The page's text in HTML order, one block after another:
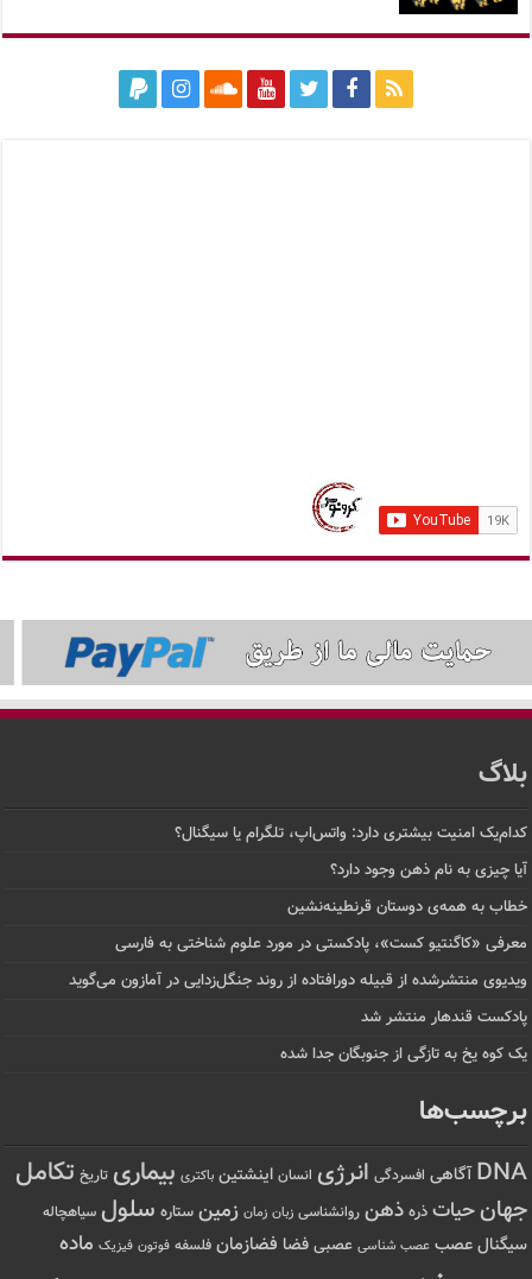
بلاگ
کدام‌یک امنیت بیشتری دارد: واتس‌اپ، تلگرام یا سیگنال؟
آیا چیزی به نام ذهن وجود دارد؟
خطاب به همه‌ی دوستان قرنطینه‌نشین
معرفی «کاگنتیو کست»، پادکستی در مورد علوم شناختی به فارسی
ویدیوی منتشرشده از قبیله دورافتاده‌ از روند جنگل‌زدایی در آمازون می‌گوید
پادکست قندهار منتشر شد
یک کوه یخ به تازگی از جنوبگان جدا شده
برچسب‌ها
DNA آگاهی افسردگی انرژی انسان اینشتین باکتری بیماری تاریخ تکامل
جهانحیات ذره ذهن روانشناسی زبان زمان زمین ستاره سلول سیاهچاله
سیگنال عصب عصب شناسی عصبی فضا فضازمان فلسفه فوتون فیزیک ماده